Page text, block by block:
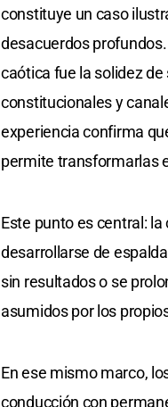
constituye un caso
desacuerdos
caótica fue la solidez
constitucionales y
experiencia confirma
permite transformarlas
Este punto es central:
desarrollarse de
sin resultados o se
asumidos por los
En ese mismo marco,
conducción con